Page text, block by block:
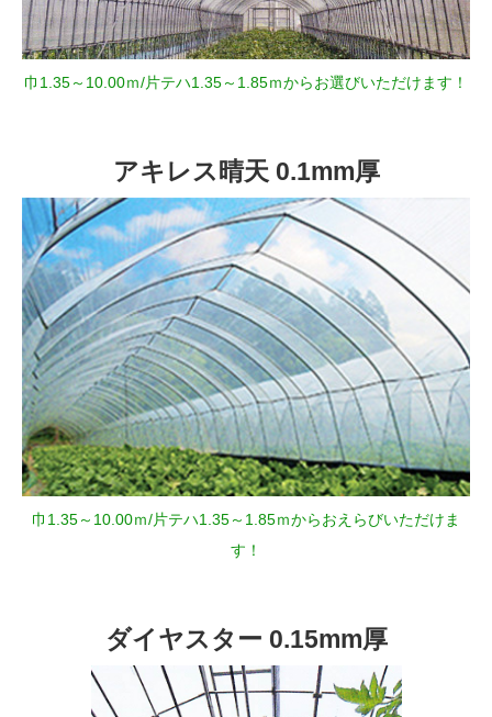
巾1.35～10.00ｍ/片テハ1.35～1.85ｍからお選びいただけます！
アキレス晴天 0.1mm厚
巾1.35～10.00ｍ/片テハ1.35～1.85ｍからおえらびいただけま
す！
ダイヤスター 0.15mm厚